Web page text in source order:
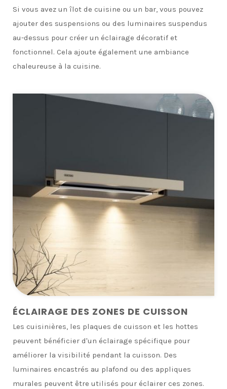
ÉCLAIRAGE DES ZONES DE CUISSON
Les cuisinières, les plaques de cuisson et les hottes
peuvent bénéficier d'un éclairage spécifique pour
améliorer la visibilité pendant la cuisson. Des
luminaires encastrés au plafond ou des appliques
murales peuvent être utilisés pour éclairer ces zones.
Si vous avez un îlot de cuisine ou un bar, vous pouvez
ajouter des suspensions ou des luminaires suspendus
au-dessus pour créer un éclairage décoratif et
fonctionnel. Cela ajoute également une ambiance
chaleureuse à la cuisine.